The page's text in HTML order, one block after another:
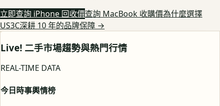
立即查詢 iPhone 回收價查詢 MacBook 收購價為什麼選擇
US3C深耕 10 年的品牌保障 →
Live! 二手市場趨勢與熱門行情
REAL-TIME DATA
今日時事輿情榜